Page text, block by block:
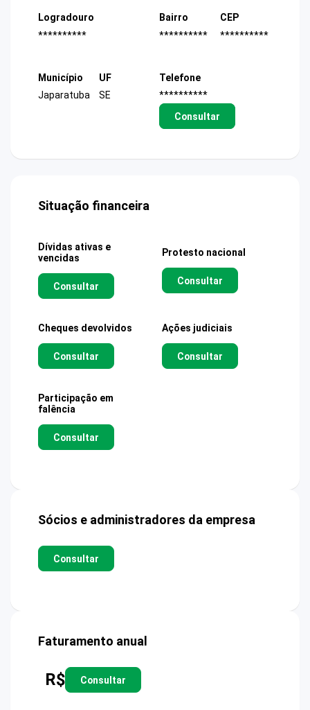
Logradouro
**********
Bairro
**********
CEP
**********
Município
Japaratuba
UF
SE
Telefone
**********
Consultar
Situação financeira
Dívidas ativas e
vencidas
Consultar
Protesto nacional
Consultar
Cheques devolvidos
Consultar
Ações judiciais
Consultar
Participação em
falência
Consultar
Sócios e administradores da empresa
Consultar
Faturamento anual
R$ Consultar